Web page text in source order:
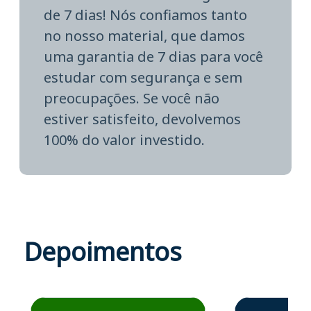
de 7 dias! Nós confiamos tanto
no nosso material, que damos
uma garantia de 7 dias para você
estudar com segurança e sem
preocupações. Se você não
estiver satisfeito, devolvemos
100% do valor investido.
Depoimentos
Estudante José recomenda o Aprova Concursos emEstudante Elais